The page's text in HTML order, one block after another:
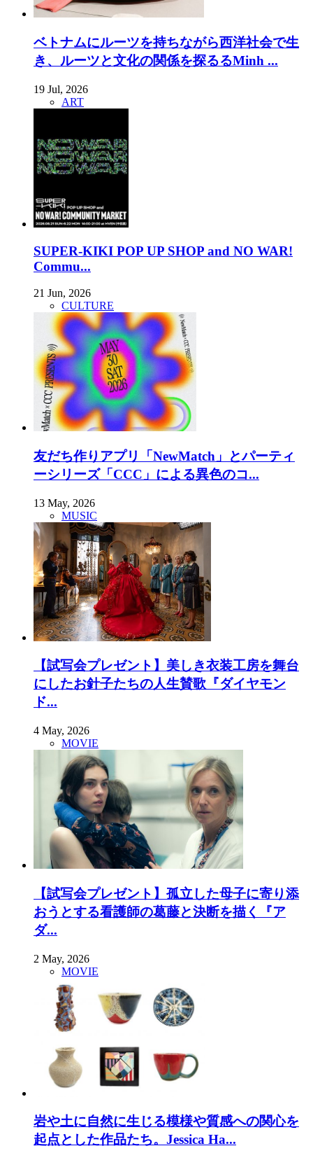
ベトナムにルーツを持ちながら西洋社会で生
き、ルーツと文化の関係を探るるMinh ...
19 Jul, 2026
ART
SUPER-KIKI POP UP SHOP and NO WAR!
Commu...
21 Jun, 2026
CULTURE
友だち作りアプリ「NewMatch」とパーティ
ーシリーズ「CCC」による異色のコ...
13 May, 2026
MUSIC
【試写会プレゼント】美しき衣装工房を舞台
にしたお針子たちの人生賛歌『ダイヤモン
ド...
4 May, 2026
MOVIE
【試写会プレゼント】孤立した母子に寄り添
おうとする看護師の葛藤と決断を描く『ア
ダ...
2 May, 2026
MOVIE
岩や土に自然に生じる模様や質感への関心を
起点とした作品たち。Jessica Ha...